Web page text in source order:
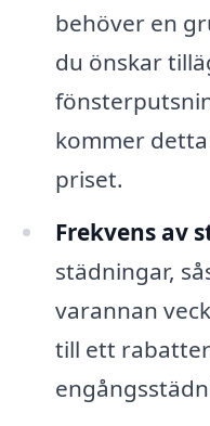
behöver en
du önskar
kommer
priset.
Frekvens av
städningar,
varannan
till ett